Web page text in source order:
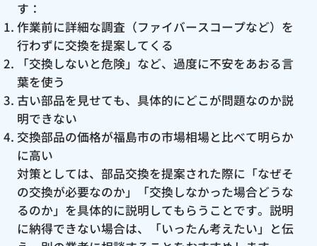
す：
作業前に詳細な調査（ファイバースコープなど）を
行わずに交換を提案してくる
「交換しないと危険」など、過度に不安をあおる言
葉を使う
古い部品を見せても、具体的にどこが問題なのか説
明できない
交換部品の価格が福島市の市場相場と比べて明らか
に高い
対策としては、部品交換を提案された際に「なぜそ
の交換が必要なのか」「交換しなかった場合どうな
るのか」を具体的に説明してもらうことです。説明
に納得できない場合は、「いったん考えたい」と伝